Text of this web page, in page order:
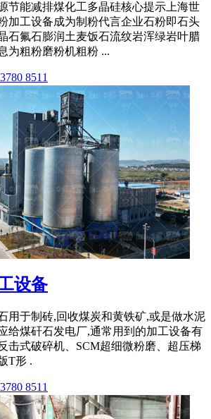
节能减排煤化工多晶硅核心提示上海世
加工设备成为制粉代言企业石粉即石头
石氟石膨润土麦饭石流纹岩浑绿岩叶腊
为粗粉磨粉机粗粉 ...
8511
设备
用于制砖,回收煤炭和黄铁矿,或是做水泥
给煤矸石发电厂,通常用到的加工设备有
击式破碎机、SCM超细微粉磨、超压梯
T形 .
8511